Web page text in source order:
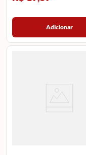
Adicionar